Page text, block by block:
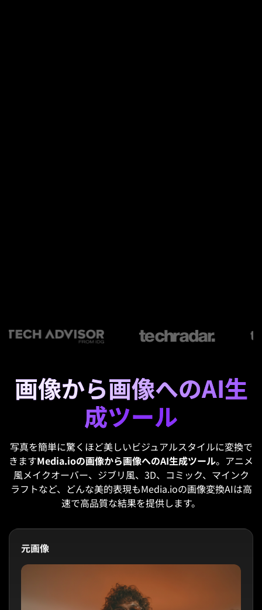
画像から画像へのAI生
成ツール
写真を簡単に驚くほど美しいビジュアルスタイルに変換で
きますMedia.ioの画像から画像へのAI生成ツール。アニメ
風メイクオーバー、ジブリ風、3D、コミック、マインク
ラフトなど、どんな美的表現もMedia.ioの画像変換AIは高
速で高品質な結果を提供します。
元画像